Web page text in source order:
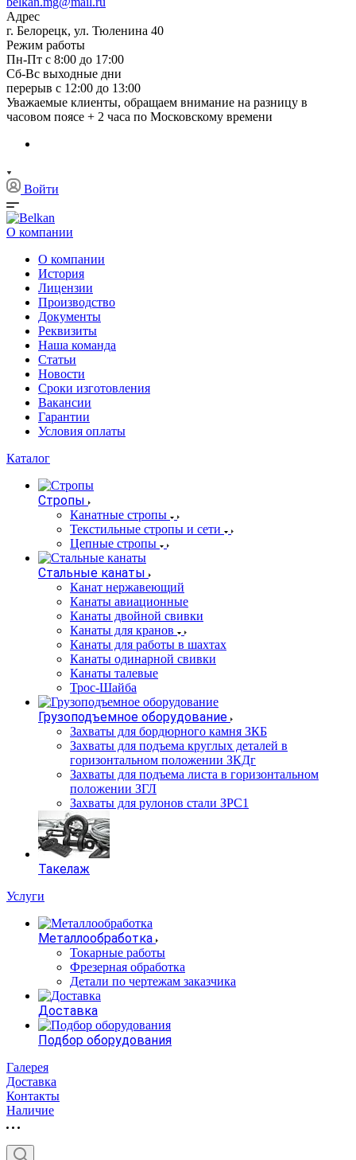
Адрес
г. Белорецк, ул. Тюленина 40
Режим работы
Пн-Пт с 8:00 до 17:00
Сб-Вс выходные дни
перерыв с 12:00 до 13:00
Уважаемые клиенты, обращаем внимание на разницу в
часовом поясе + 2 часа по Московскому времени
Войти
О компании
О компании
История
Лицензии
Производство
Документы
Реквизиты
Наша команда
Статьи
Новости
Сроки изготовления
Вакансии
Гарантии
Условия оплаты
Каталог
Стропы
Канатные стропы
Текстильные стропы и сети
Цепные стропы
Стальные канаты
Канат нержавеющий
Канаты авиационные
Канаты двойной свивки
Канаты для кранов
Канаты для работы в шахтах
Канаты одинарной свивки
Канаты талевые
Трос-Шайба
Грузоподъемное оборудование
Захваты для бордюрного камня ЗКБ
Захваты для подъема круглых деталей в
горизонтальном положении ЗКДг
Захваты для подъема листа в горизонтальном
положении ЗГЛ
Захваты для рулонов стали ЗРС1
Такелаж
Услуги
Металлообработка
Токарные работы
Фрезерная обработка
Детали по чертежам заказчика
Доставка
Подбор оборудования
Галерея
Доставка
Контакты
Наличие